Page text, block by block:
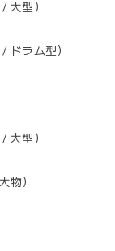
大型）
ドラム型）
大型）
物）